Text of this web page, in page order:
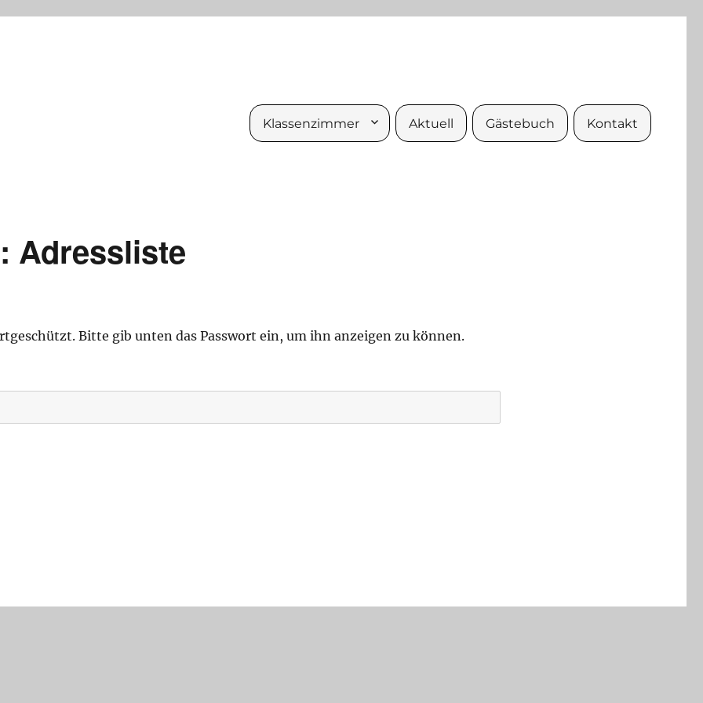
Klassenzimmer Aktuell Gästebuch Kontakt
Adressliste
Bitte gib unten das Passwort ein, um ihn anzeigen zu können.